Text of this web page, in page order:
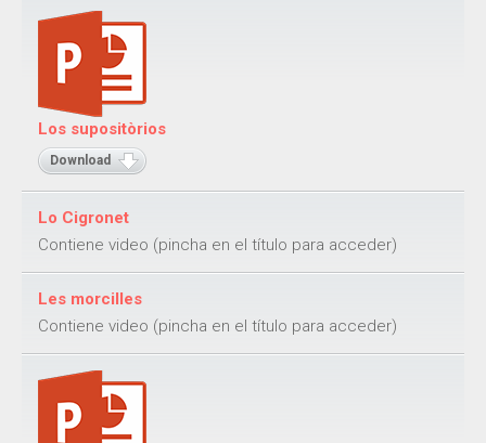
Juegos de ritmo y coordinación
Juegos de destreza y resistencia
Juegos de echar suertes
Juegos de numeración
Juegos de imaginación
Juegos de relación
Documentos
Los supositòrios
Download
Lo Cigronet
Contiene video (pincha en el título para acceder)
Les morcilles
Contiene video (pincha en el título para acceder)